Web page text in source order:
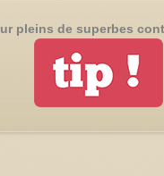
pleins de superbes